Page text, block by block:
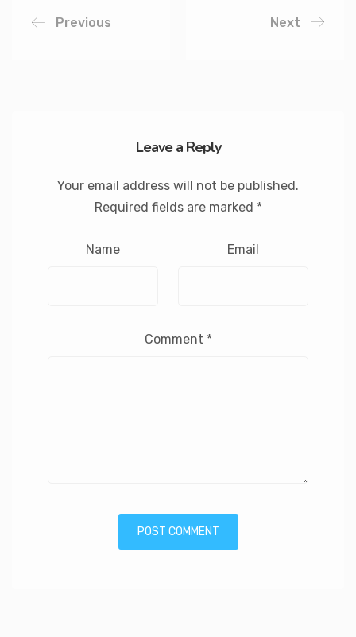
Previous Next
Leave a Reply
Your email address will not be published.
Required fields are marked *
Name Email
Comment *